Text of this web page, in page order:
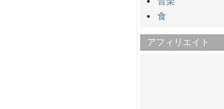
食
アフィリエイト